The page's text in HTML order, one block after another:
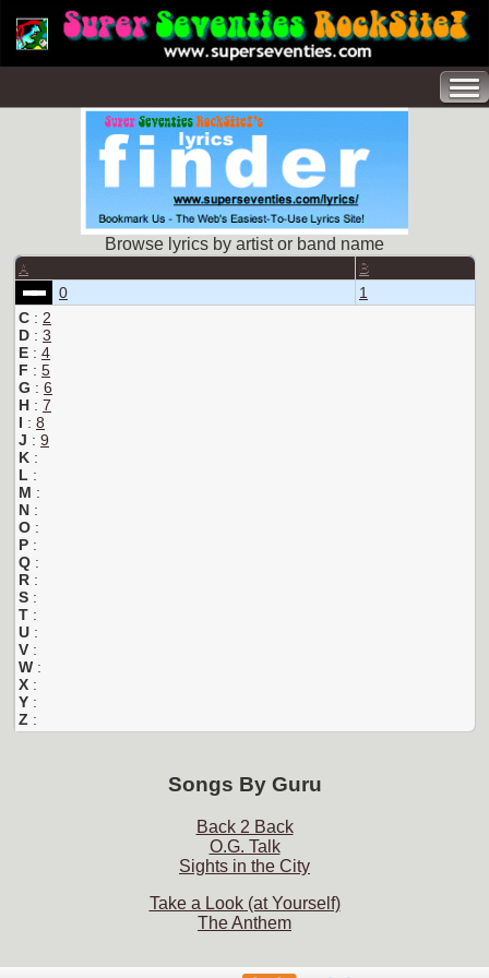
Browse lyrics by artist or band name
A B
0
1
C : 2
D : 3
E : 4
F : 5
G : 6
H : 7
I : 8
J : 9
K :
L :
M :
N :
O :
P :
Q :
R :
S :
T :
U :
V :
W :
X :
Y :
Z :
Songs By Guru
Back 2 Back
O.G. Talk
Sights in the City
Take a Look (at Yourself)
The Anthem